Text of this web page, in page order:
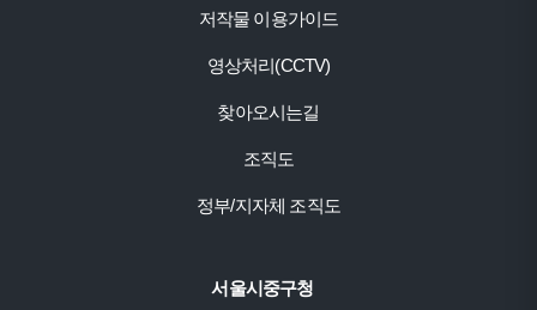
저작물 이용가이드
영상처리(CCTV)
찾아오시는길
조직도
정부/지자체 조직도
서울시중구청